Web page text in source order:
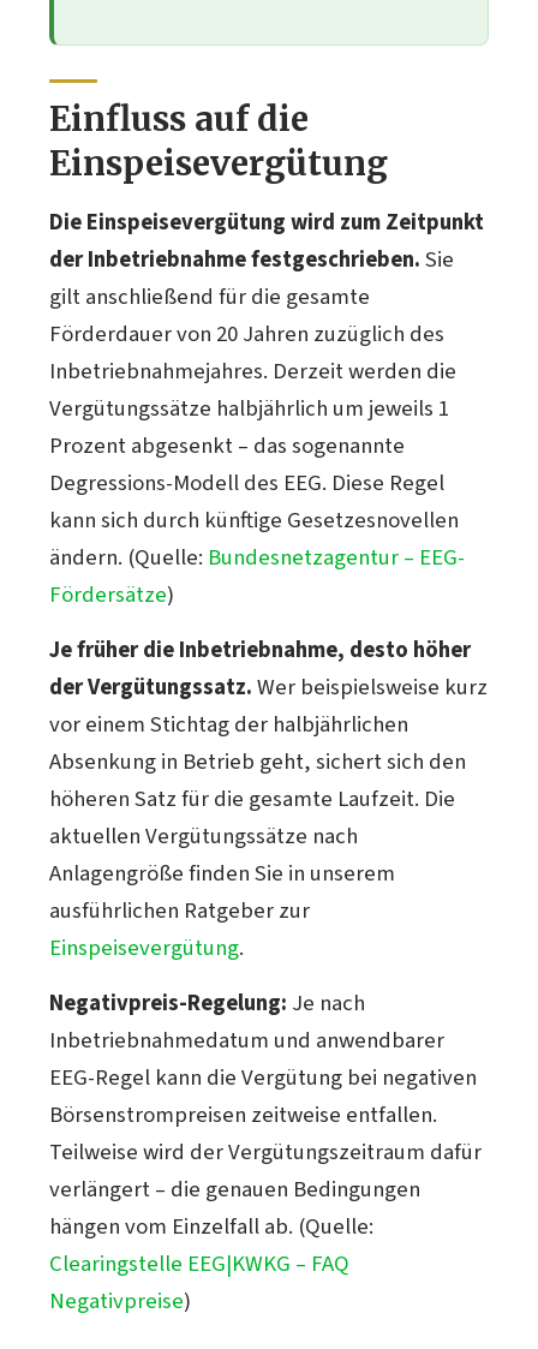
Einfluss auf die
Einspeisevergütung
Die Einspeisevergütung wird zum Zeitpunkt
der Inbetriebnahme festgeschrieben.Sie
gilt anschließend für die gesamte
Förderdauer von 20 Jahren zuzüglich des
Inbetriebnahmejahres. Derzeit werden die
Vergütungssätze halbjährlich um jeweils 1
Prozent abgesenkt – das sogenannte
Degressions-Modell des EEG. Diese Regel
kann sich durch künftige Gesetzesnovellen
ändern. (Quelle: Bundesnetzagentur – EEG-
Fördersätze)
Je früher die Inbetriebnahme, desto höher
der Vergütungssatz.Wer beispielsweise kurz
vor einem Stichtag der halbjährlichen
Absenkung in Betrieb geht, sichert sich den
höheren Satz für die gesamte Laufzeit. Die
aktuellen Vergütungssätze nach
Anlagengröße finden Sie in unserem
ausführlichen Ratgeber zur
Einspeisevergütung.
Negativpreis-Regelung: Je nach
Inbetriebnahmedatum und anwendbarer
EEG-Regel kann die Vergütung bei negativen
Börsenstrompreisen zeitweise entfallen.
Teilweise wird der Vergütungszeitraum dafür
verlängert – die genauen Bedingungen
hängen vom Einzelfall ab. (Quelle:
Clearingstelle EEG|KWKG – FAQ
Negativpreise)